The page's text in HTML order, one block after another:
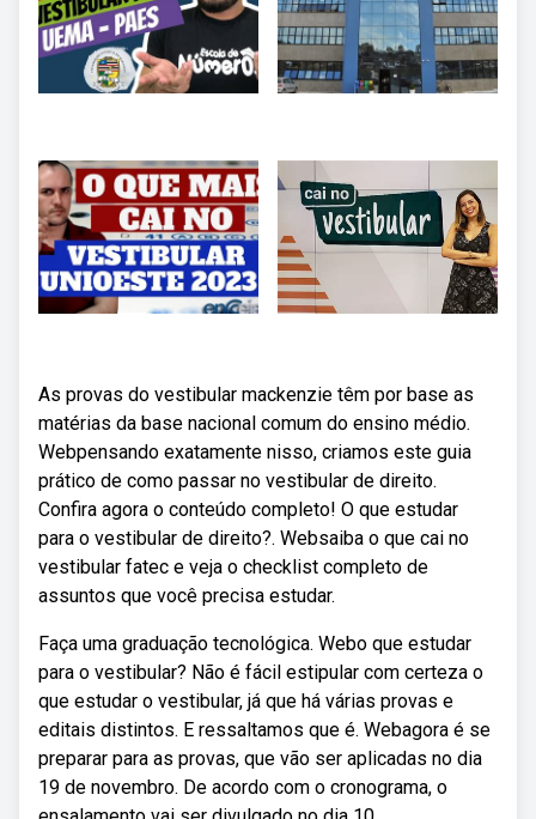
As provas do vestibular mackenzie têm por base as
matérias da base nacional comum do ensino médio.
Webpensando exatamente nisso, criamos este guia
prático de como passar no vestibular de direito.
Confira agora o conteúdo completo! O que estudar
para o vestibular de direito?. Websaiba o que cai no
vestibular fatec e veja o checklist completo de
assuntos que você precisa estudar.
Faça uma graduação tecnológica. Webo que estudar
para o vestibular? Não é fácil estipular com certeza o
que estudar o vestibular, já que há várias provas e
editais distintos. E ressaltamos que é. Webagora é se
preparar para as provas, que vão ser aplicadas no dia
19 de novembro. De acordo com o cronograma, o